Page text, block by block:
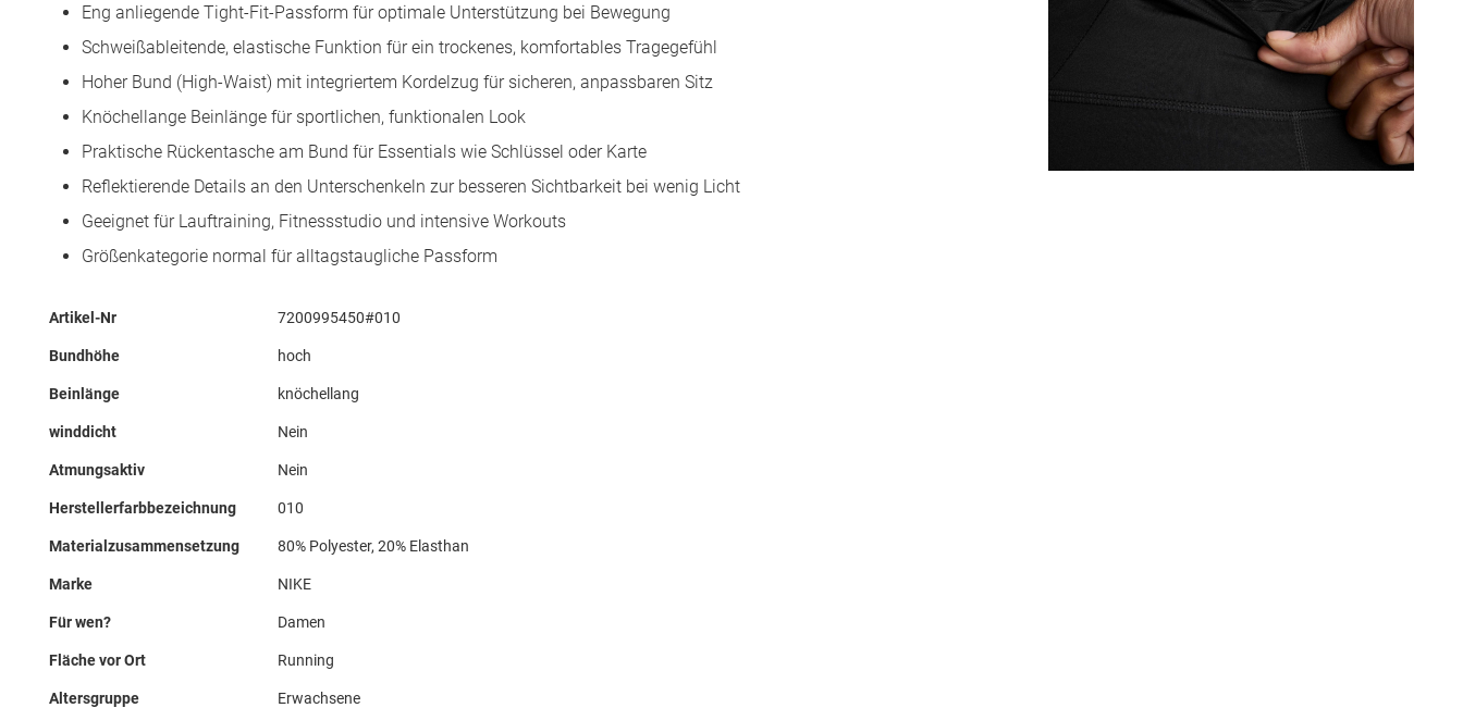
Eng anliegende Tight-Fit-Passform für optimale Unterstützung bei Bewegung
Schweißableitende, elastische Funktion für ein trockenes, komfortables Tragegefühl
Hoher Bund (High-Waist) mit integriertem Kordelzug für sicheren, anpassbaren Sitz
Knöchellange Beinlänge für sportlichen, funktionalen Look
Praktische Rückentasche am Bund für Essentials wie Schlüssel oder Karte
Reflektierende Details an den Unterschenkeln zur besseren Sichtbarkeit bei wenig Licht
Geeignet für Lauftraining, Fitnessstudio und intensive Workouts
Größenkategorie normal für alltagstaugliche Passform
Mehr
Artikel-Nr 7200995450#010
Bundhöhe hoch
Beinlänge knöchellang
winddicht Nein
Atmungsaktiv Nein
Herstellerfarbbezeichnung 010
Materialzusammensetzung 80% Polyester, 20% Elasthan
Marke NIKE
Für wen? Damen
Fläche vor Ort Running
Altersgruppe Erwachsene